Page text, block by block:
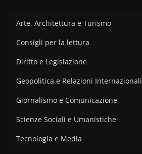
Arte, Architettura e Turismo
Consigli per la lettura
Diritto e Legislazione
Geopolitica e Relazioni Internazionali
Giornalismo e Comunicazione
Scienze Sociali e Umanistiche
Tecnologia e Media